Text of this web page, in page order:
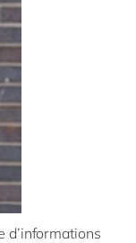
d’informations